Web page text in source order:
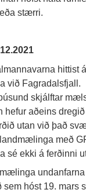
stærri.
hittist
við Fagradalsfjall.
skjálftar
hefur aðeins
utan við það
með
sé ekki á ferðinni
sem hóst 19.